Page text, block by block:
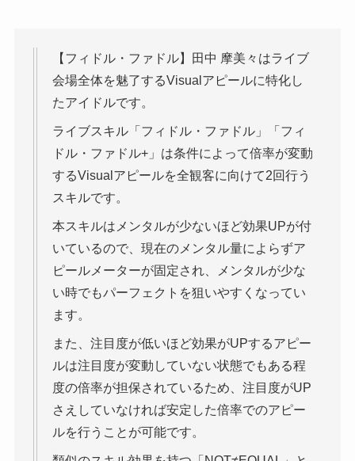
【フィドル・ファドル】田中 摩美々はライブ
会場全体を魅了するVisualアピールに特化し
たアイドルです。
ライブスキル「フィドル・ファドル」「フィ
ドル・ファドル+」は条件によって倍率が変動
するVisualアピールを全観客に向けて2回行う
スキルです。
本スキルはメンタルが少ないほど効果UPが付
いているので、現在のメンタル量によらずア
ピールメーターが固定され、メンタルが少な
い時でもパーフェクトを狙いやすくなってい
ます。
また、注目度が低いほど効果がUPするアピー
ルは注目度が変動していない状態でもある程
度の倍率が担保されているため、注目度がUP
さえしていなければ安定した倍率でのアピー
ルを行うことが可能です。